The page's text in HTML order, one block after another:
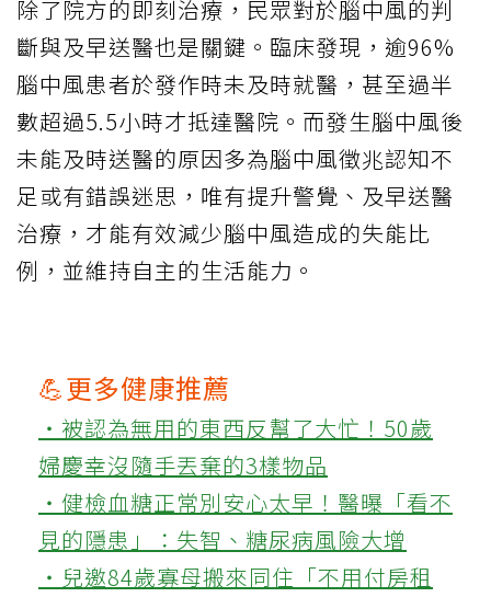
除了院方的即刻治療，民眾對於腦中風的判
斷與及早送醫也是關鍵。臨床發現，逾96%
腦中風患者於發作時未及時就醫，甚至過半
數超過5.5小時才抵達醫院。而發生腦中風後
未能及時送醫的原因多為腦中風徵兆認知不
足或有錯誤迷思，唯有提升警覺、及早送醫
治療，才能有效減少腦中風造成的失能比
例，並維持自主的生活能力。
💪更多健康推薦
‧被認為無用的東西反幫了大忙！50歲
婦慶幸沒隨手丟棄的3樣物品
‧健檢血糖正常別安心太早！醫曝「看不
見的隱患」：失智、糖尿病風險大增
‧兒邀84歲寡母搬來同住「不用付房租